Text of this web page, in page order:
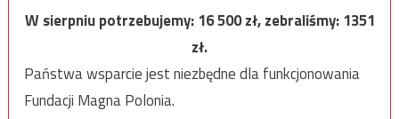
W sierpniu potrzebujemy:16 500zł, zebraliśmy:1351
zł.
Państwa wsparcie jest niezbędne dla funkcjonowania
Fundacji Magna Polonia.